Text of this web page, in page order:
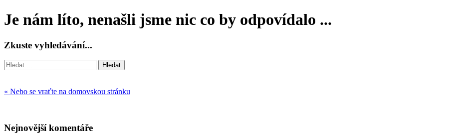
Je nám líto, nenašli jsme nic co by odpovídalo ...
Zkuste vyhledávání...
Vyhledávání
« Nebo se vraťte na domovskou stránku
Nejnovější komentáře